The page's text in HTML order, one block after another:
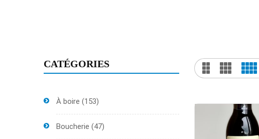
CATÉGORIES
À boire (153)
Boucherie (47)